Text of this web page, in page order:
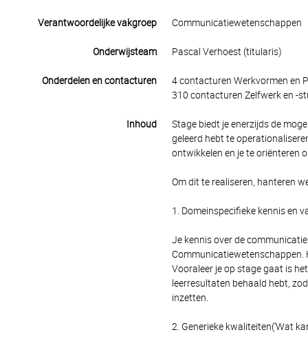
Verantwoordelijke vakgroep Communicatiewetenschappen
Onderwijsteam Pascal Verhoest (titularis)
Onderdelen en contacturen
4 contacturen Werkvormen en
310 contacturen Zelfwerk en -
Inhoud
Stage biedt je enerzijds de
geleerd hebt te
ontwikkelen en je te oriënteren
Om dit te realiseren, hanteren
1. Domeinspecifieke kennis en
Je kennis over de
Communicatiewetenschappen.
Vooraleer je op stage gaat is
leerresultaten behaald hebt,
inzetten.
2. Generieke kwaliteiten(‘Wat